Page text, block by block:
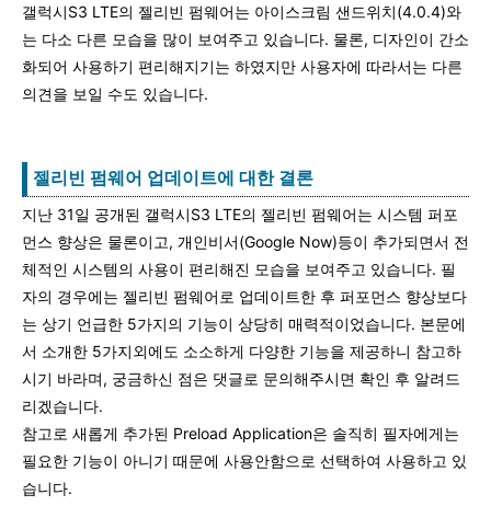
갤럭시S3 LTE의 젤리빈 펌웨어는 아이스크림 샌드위치(4.0.4)와
는 다소 다른 모습을 많이 보여주고 있습니다. 물론, 디자인이 간소
화되어 사용하기 편리해지기는 하였지만 사용자에 따라서는 다른
의견을 보일 수도 있습니다.
젤리빈 펌웨어 업데이트에 대한 결론
지난 31일 공개된 갤럭시S3 LTE의 젤리빈 펌웨어는 시스템 퍼포
먼스 향상은 물론이고, 개인비서(Google Now)등이 추가되면서 전
체적인 시스템의 사용이 편리해진 모습을 보여주고 있습니다. 필
자의 경우에는 젤리빈 펌웨어로 업데이트한 후 퍼포먼스 향상보다
는 상기 언급한 5가지의 기능이 상당히 매력적이었습니다. 본문에
서 소개한 5가지외에도 소소하게 다양한 기능을 제공하니 참고하
시기 바라며, 궁금하신 점은 댓글로 문의해주시면 확인 후 알려드
리겠습니다.
참고로 새롭게 추가된 Preload Application은 솔직히 필자에게는
필요한 기능이 아니기 때문에 사용안함으로 선택하여 사용하고 있
습니다.